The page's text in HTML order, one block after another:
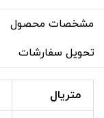
مشخصات محصول
تحویل سفارشات
متریال